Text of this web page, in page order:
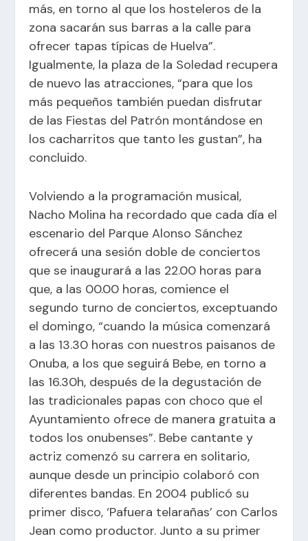
más, en torno al que los hosteleros de la
zona sacarán sus barras a la calle para
ofrecer tapas típicas de Huelva”.
Igualmente, la plaza de la Soledad recupera
de nuevo las atracciones, “para que los
más pequeños también puedan disfrutar
de las Fiestas del Patrón montándose en
los cacharritos que tanto les gustan”, ha
concluido.
Volviendo a la programación musical,
Nacho Molina ha recordado que cada día el
escenario del Parque Alonso Sánchez
ofrecerá una sesión doble de conciertos
que se inaugurará a las 22.00 horas para
que, a las 00.00 horas, comience el
segundo turno de conciertos, exceptuando
el domingo, “cuando la música comenzará
a las 13.30 horas con nuestros paisanos de
Onuba, a los que seguirá Bebe, en torno a
las 16.30h, después de la degustación de
las tradicionales papas con choco que el
Ayuntamiento ofrece de manera gratuita a
todos los onubenses”. Bebe cantante y
actriz comenzó su carrera en solitario,
aunque desde un principio colaboró con
diferentes bandas. En 2004 publicó su
primer disco, ‘Pafuera telarañas’ con Carlos
Jean como productor. Junto a su primer